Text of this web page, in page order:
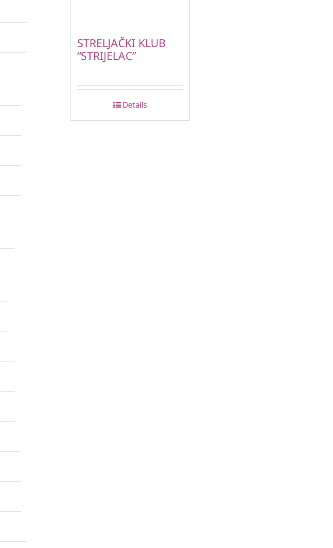
STRELJAČKI KLUB
“STRIJELAC”
Details